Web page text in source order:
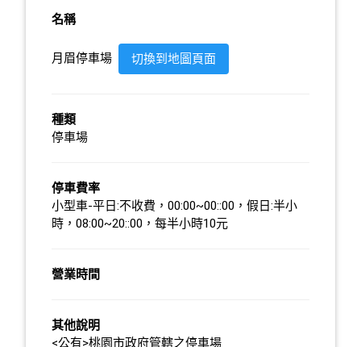
名稱
月眉停車場 切換到地圖頁面
種類
停車場
停車費率
小型車-平日:不收費，00:00~00::00，假日:半小
時，08:00~20::00，每半小時10元
營業時間
其他說明
<公有>桃園市政府管轄之停車場